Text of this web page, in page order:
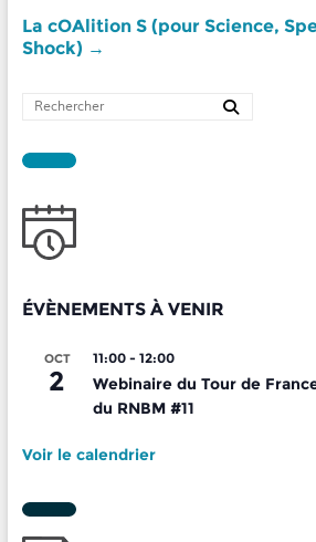
La cOAlition S (pour Science,
Shock) →
ÉVÈNEMENTS À VENIR
OCT
2
11:00- 12:00
Webinaire du Tour de
du RNBM #11
Voir le calendrier